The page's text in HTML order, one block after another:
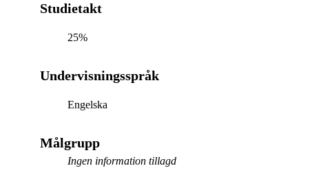
Studietakt
25%
Undervisningsspråk
Engelska
Målgrupp
Ingen information tillagd